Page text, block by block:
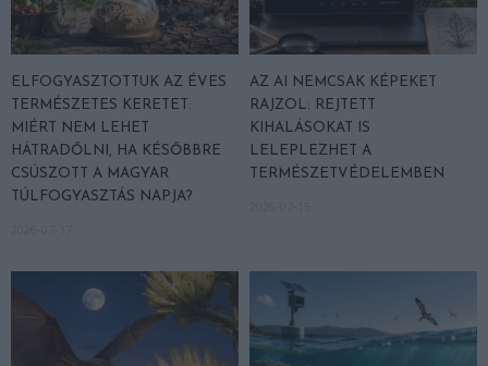
ELFOGYASZTOTTUK AZ ÉVES
TERMÉSZETES KERETET:
MIÉRT NEM LEHET
HÁTRADŐLNI, HA KÉSŐBBRE
CSÚSZOTT A MAGYAR
TÚLFOGYASZTÁS NAPJA?
AZ AI NEMCSAK KÉPEKET
RAJZOL: REJTETT
KIHALÁSOKAT IS
LELEPLEZHET A
TERMÉSZETVÉDELEMBEN